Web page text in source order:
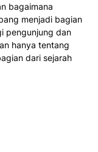
bagaimana
menjadi bagian
pengunjung dan
hanya tentang
dari sejarah